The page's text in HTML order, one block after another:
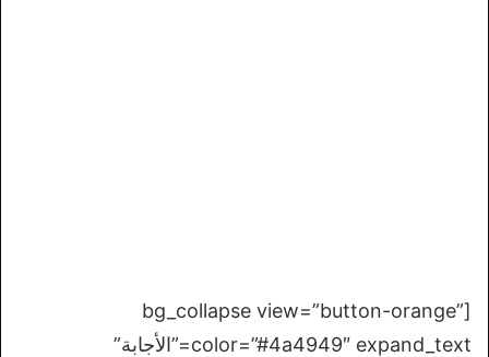
[bg_collapse view=”button-orange”
color=”#4a4949″ expand_text=”الأجابة”